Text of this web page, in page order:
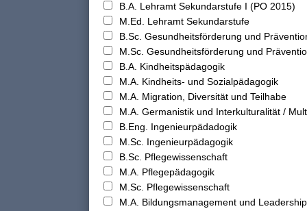
B.A. Lehramt Sekundarstufe I (PO 2015)
M.Ed. Lehramt Sekundarstufe
B.Sc. Gesundheitsförderung und
M.Sc. Gesundheitsförderung und
B.A. Kindheitspädagogik
M.A. Kindheits- und Sozialpädagogik
M.A. Migration, Diversität und Teilhabe
M.A. Germanistik und Interkulturalität /
B.Eng. Ingenieurpädadogik
M.Sc. Ingenieurpädagogik
B.Sc. Pflegewissenschaft
M.A. Pflegepädagogik
M.Sc. Pflegewissenschaft
M.A. Bildungsmanagement und